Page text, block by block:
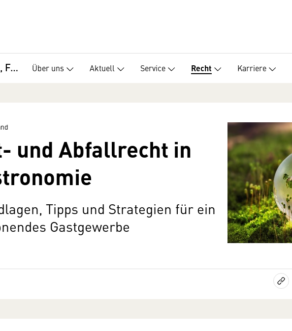
Gastronomie, Fachverband Über uns Aktuell Service Recht Karriere
und Abfallrecht in
Tipps und Strategien für ein
Gastgewerbe